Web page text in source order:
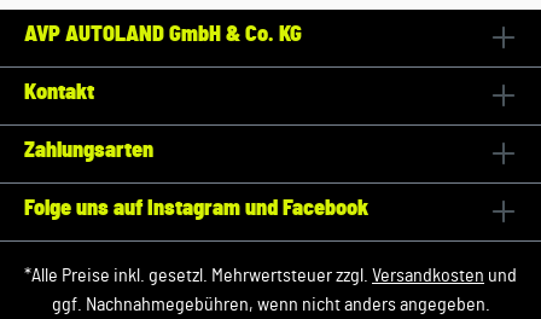
AVP AUTOLAND GmbH & Co. KG
Kontakt
Zahlungsarten
Folge uns auf Instagram und Facebook
*Alle Preise inkl. gesetzl. Mehrwertsteuer zzgl. Versandkosten und
ggf. Nachnahmegebühren, wenn nicht anders angegeben.